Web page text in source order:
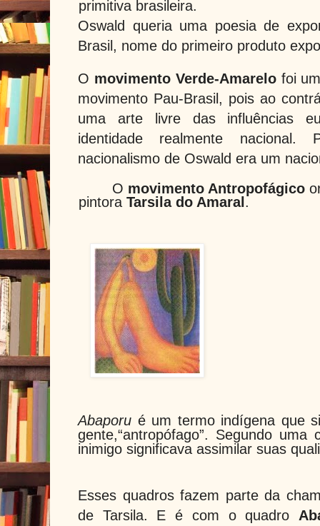
primitiva brasileira.
Oswald queria uma poesia de
Brasil, nome do primeiro produto
O movimento Verde-Amarelofoi
movimento Pau-Brasil, pois ao
uma arte livre das influências
identidade realmente
nacionalismo de Oswald era um
O movimento Antropofágico
pintora Tarsila do Amaral .
Abaporu é um termo indígena que
gente,“antropófago”. Segundo
inimigo significava assimilar suas
Esses quadros fazem parte da
de Tarsila. E é com o quadro